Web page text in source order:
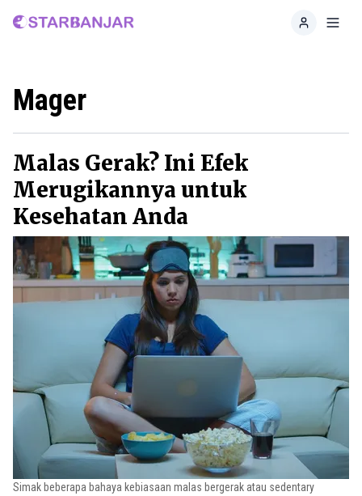
Home
Mager
Malas Gerak? Ini Efek
Merugikannya untuk
Kesehatan Anda
Simak beberapa bahaya kebiasaan malas bergerak atau sedentary